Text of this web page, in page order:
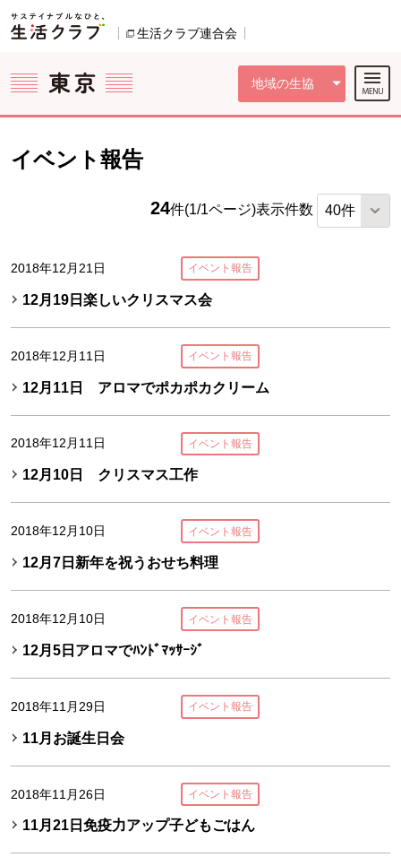
ページの先頭です。
生活クラブ連合会
地域の生協
ここからサイト内共通メニューです。
サイト内共通メニューをスキップする
サイト内共通メニューここまで。
イベント報告
24件(1/1ページ)表示件数
2018年12月21日 イベント報告
12月19日楽しいクリスマス会
2018年12月11日 イベント報告
12月11日 アロマでポカポカクリーム
2018年12月11日 イベント報告
12月10日 クリスマス工作
2018年12月10日 イベント報告
12月7日新年を祝うおせち料理
2018年12月10日 イベント報告
12月5日アロマでﾊﾝﾄﾞﾏｯｻｰｼﾞ
2018年11月29日 イベント報告
11月お誕生日会
2018年11月26日 イベント報告
11月21日免疫力アップ子どもごはん